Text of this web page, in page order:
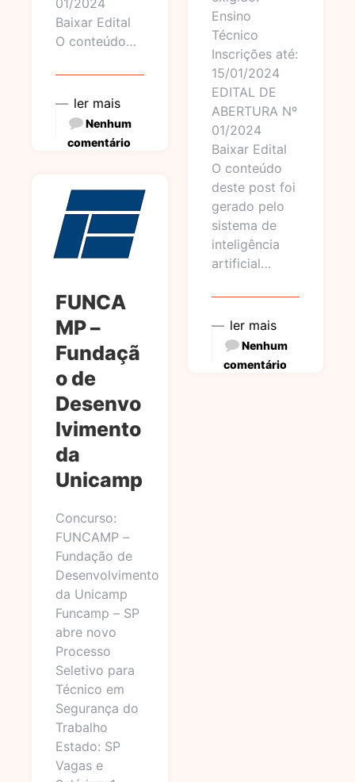
01/2024
Baixar Edital
O conteúdo…
ler mais
Nenhum
comentário
FUNCA
MP –
Fundaçã
o de
Desenvo
lvimento
da
Unicamp
Concurso:
FUNCAMP –
Fundação de
Desenvolvimento
da Unicamp
Funcamp – SP
abre novo
Processo
Seletivo para
Técnico em
Segurança do
Trabalho
Estado: SP
Vagas e
Ensino
Técnico
Inscrições até:
15/01/2024
EDITAL DE
ABERTURA Nº
01/2024
Baixar Edital
O conteúdo
deste post foi
gerado pelo
sistema de
inteligência
artificial…
ler mais
Nenhum
comentário